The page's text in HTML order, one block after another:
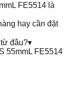
FE5514 là
hay cần đặt
đâu?▾
55mmL FE5514